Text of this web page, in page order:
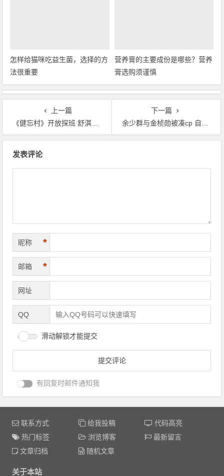
怎样给猫咪吃益生菌，选择的方
法很重要
营养膏的主要成份是哪些？营养
膏选购须谨慎
上一篇
《健忘村》开放探班 舒淇王千源片中造型首曝光
下一篇
余少群与金桢勋被凑cp 自称比宋仲基更能撩妹
发表评论
昵称 *
邮箱 *
网址
QQ
滑动解锁才能提交
有回复时邮件通知我
联系方式 给我投稿
代码高亮
热门标签
浏览博客
最新留言
文章归档
随机文章
关于本站